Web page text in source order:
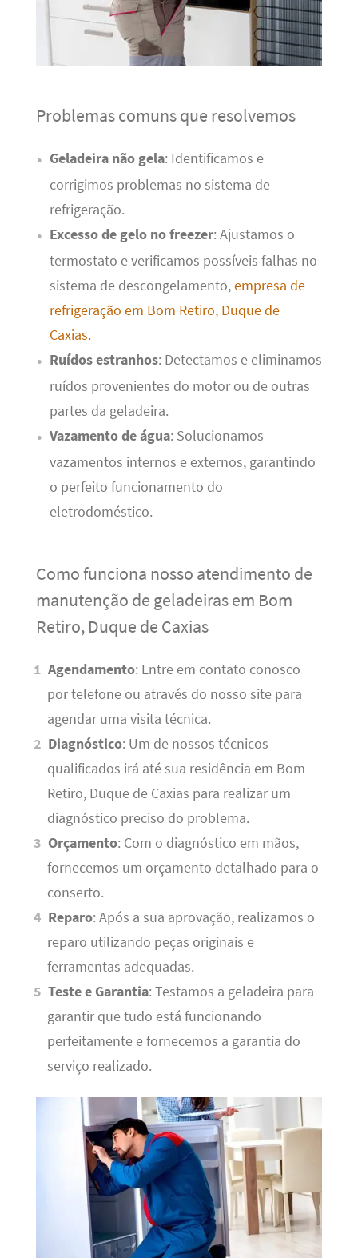
Problemas comuns que resolvemos
Geladeira não gela: Identificamos e
corrigimos problemas no sistema de
refrigeração.
Excesso de gelo no freezer: Ajustamos o
termostato e verificamos possíveis falhas no
sistema de descongelamento,empresa de
refrigeração em Bom Retiro, Duque de
Caxias.
Ruídos estranhos: Detectamos e eliminamos
ruídos provenientes do motor ou de outras
partes da geladeira.
Vazamento de água: Solucionamos
vazamentos internos e externos, garantindo
o perfeito funcionamento do
eletrodoméstico.
Como funciona nosso atendimento de
manutenção de geladeiras em Bom
Retiro, Duque de Caxias
Agendamento: Entre em contato conosco
por telefone ou através do nosso site para
agendar uma visita técnica.
Diagnóstico: Um de nossos técnicos
qualificados irá até sua residência em Bom
Retiro, Duque de Caxias para realizar um
diagnóstico preciso do problema.
Orçamento: Com o diagnóstico em mãos,
fornecemos um orçamento detalhado para o
conserto.
Reparo: Após a sua aprovação, realizamos o
reparo utilizando peças originais e
ferramentas adequadas.
Teste e Garantia: Testamos a geladeira para
garantir que tudo está funcionando
perfeitamente e fornecemos a garantia do
serviço realizado.